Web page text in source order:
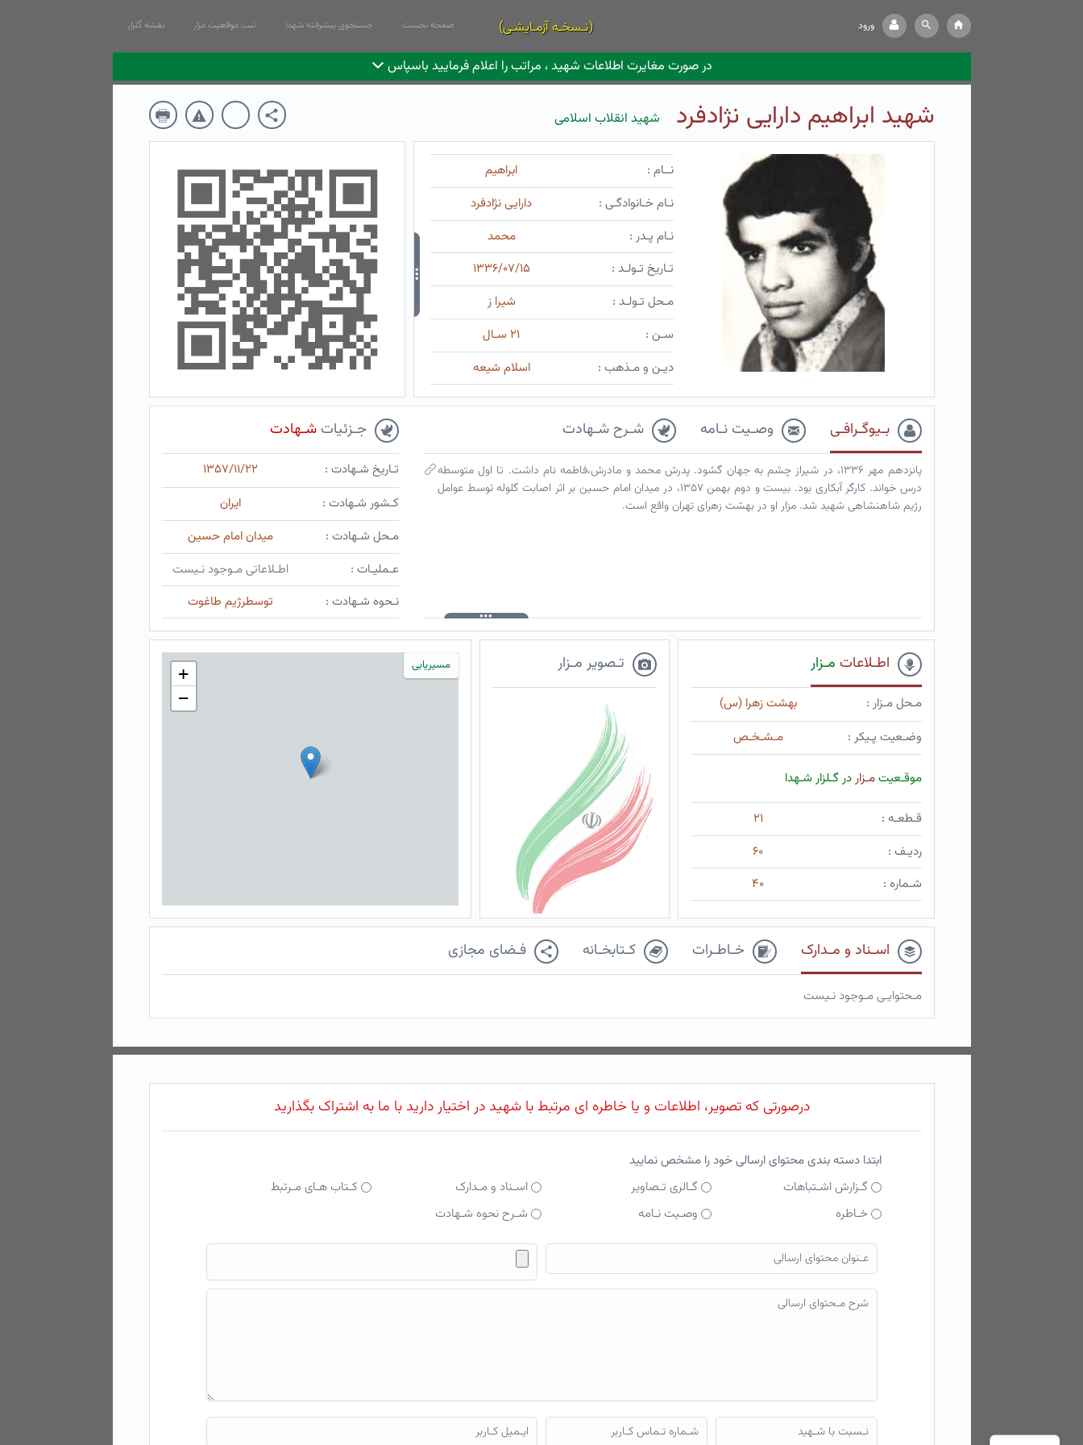
ورود (نـسخـه آزمـایشـی) صفحه نخست جستجوی پیشرفته شهدا ثبت موقعیت مزار نقشه گلزار
در صورت مغایرت اطلاعات شهید ، مراتب را اعلام فرمایید باسپاس
شهید ابراهیم دارایی نژادفرد شهید انقلاب اسلامی
نــام :
ابراهیم
نـام خـانوادگـی :
دارایی نژادفرد
نـام پـدر :
محمد
تـاریخ تـولـد :
۱۳۳۶/۰۷/۱۵
مـحل تـولـد :
شیرا ز
سـن :
۲۱ سـال
دیـن و مـذهب :
اسلام شیعه
بـیوگـرافـی وصـیت نـامه شـرح شـهادت
پانزدهم مهر ۱۳۳۶، در شیراز چشم به جهان گشود. پدرش محمد و مادرش،فاطمه نام داشت. تا اول متوسطه
درس خواند. کارگر آبکاری بود. بیست و دوم بهمن ۱۳۵۷، در میدان امام حسین بر اثر اصابت گلوله توسط عوامل
رژیم شاهنشاهی شهید شد. مزار او در بهشت زهرای تهران واقع است.
جـزئیاتشـهادت
تـاریخ شـهادت :
۱۳۵۷/۱۱/۲۲
کـشور شـهادت :
ایران
مـحل شـهادت :
میدان امام حسین
عـملیـات :
اطـلاعاتی مـوجود نـیست
نـحوه شـهادت :
توسطرژیم طاغوت
اطـلاعات مـزار
مـحل مـزار :
بهشت زهرا (س)
وضـعیت پـیکر :
مـشـخـص
موقـعیتمـزاردر گـلزار شـهدا
قـطعـه :
۲۱
ردیـف :
۶۰
شـماره :
۴۰
تـصویر مـزار مسیریابی
+
−
اسـناد و مـدارک خـاطـرات کـتابخـانه فـضای مجازی
مـحتوایـی مـوجود نـیست
درصورتی که تصویر، اطلاعات و یا خاطره ای مرتبط با شهید در اختیار دارید با ما به اشتراک بگذارید
ابتدا دسته بندی محتوای ارسالی خود را مشخص نمایید
گـزارش اشـتباهات
گـالری تـصاویر اسـناد و مـدارک
کـتاب هـای مـرتبط
خـاطره
وصـیت نـامه شـرح نحوه شـهادت
فایل محتوای ارسالی